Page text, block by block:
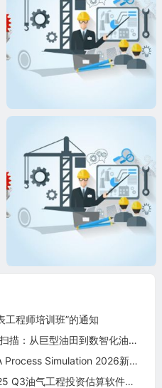
工程师培训班”的通知
型油田到数智化油田的系统性布局
Simulation 2026新版本发布
气工程投资估算软件新版本发布